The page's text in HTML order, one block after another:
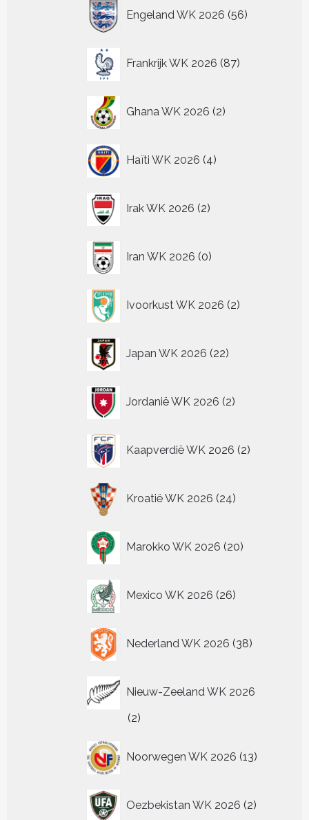
Engeland WK 2026 56
producten
Frankrijk WK 2026 87
producten
Ghana WK 2026 2
producten
Haïti WK 2026 4
producten
Irak WK 2026 2
producten
Iran WK 2026 0
producten
Ivoorkust WK 2026 2
producten
Japan WK 2026 22
producten
Jordanië WK 2026 2
producten
Kaapverdië WK 2026 2
producten
Kroatië WK 2026 24
producten
Marokko WK 2026 20
producten
Mexico WK 2026 26
producten
Nederland WK 2026 38
producten
Nieuw-Zeeland WK 2026
22
Noorwegen WK 2026 13
producten
Oezbekistan WK 2026 2
producten